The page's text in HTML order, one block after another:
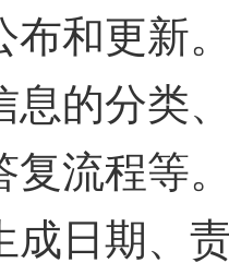
布和更新
息的分类
复流程等
成日期、